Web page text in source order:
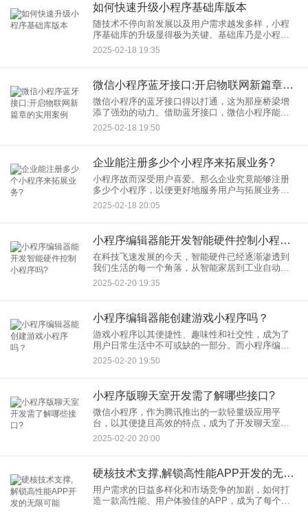
如何快速升级小程序基础库版本‌
随技术不停向前发展以及用户需求越发多样，小程
序基础库的升级显得极为关键。基础库乃是小程序
运行的核心性支撑，它版本的更替不单与小程序的
性能及稳定性相关，还径直对用户体验产生影响。
2025-02-18 19:35
‌微信小程序蓝牙接口:开启物联网新篇章的实用案例
微信小程序的蓝牙接口得以打通，这为那座桥梁增
添了强劲的动力。借助蓝牙接口，微信小程序能够
轻易地达成与各类智能硬件设备的连接与掌控，给
用户带去更为充裕且便捷的智能生活感受。此文将
2025-02-18 19:50
企业能注册多少个小程序来拓展业务?
小程序故而深受用户喜爱。那么企业究竟能够注册
多少个小程序，以便更好地服务用户与拓展业务
呢？本文将就此展开深入研究。 ‌一、企业注册小程
序的数量限制 从微信官方的政策方面来讲，企业
2025-02-18 20:05
小程序编辑器能开发智能硬件控制小程序吗?
在科技飞速发展的今天，智能硬件已经逐渐渗透到
我们生活的每一个角落，从智能家居到工业自动
化，再到农业物联网，智能硬件的应用场景越来越
广泛。而微信小程序，作为腾讯推出的一个轻量级
2025-02-20 19:35
小程序编辑器能创建游戏小程序吗？
游戏小程序以其便捷性、趣味性和社交性，成为了
用户日常生活中不可或缺的一部分。而小程序编辑
器，作为微信小程序的开发工具，不仅支持传统应
用的开发，更在游戏小程序领域展现出了强大的潜
2025-02-20 19:50
小程序版聊天室开发需了解哪些接口?
微信小程序，作为腾讯推出的一款轻量级应用平
台，以其便捷且高效的特点，成为了开发聊天室应
用的理想之选。这样的话，在开发小程序版聊天室
时，我们究竟需要了解哪些关键接口呢？本文将为
2025-02-20 20:00
硬核技术支撑,解锁高性能APP开发的无限可能
用户需求的日益多样化和市场竞争的加剧，如何打
造一款高性能、用户体验佳的APP，成为了每个开